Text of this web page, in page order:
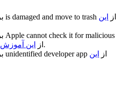
is damaged and move to trash از
این
Apple cannot check it for malicious
از این آموزش
استفاده کنید.
unidentified developer app از
این